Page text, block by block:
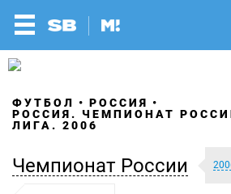
ФУТБОЛ
РОССИЯ
РОССИЯ. ЧЕМПИОНАТ
ЛИГА. 2006
Чемпионат России